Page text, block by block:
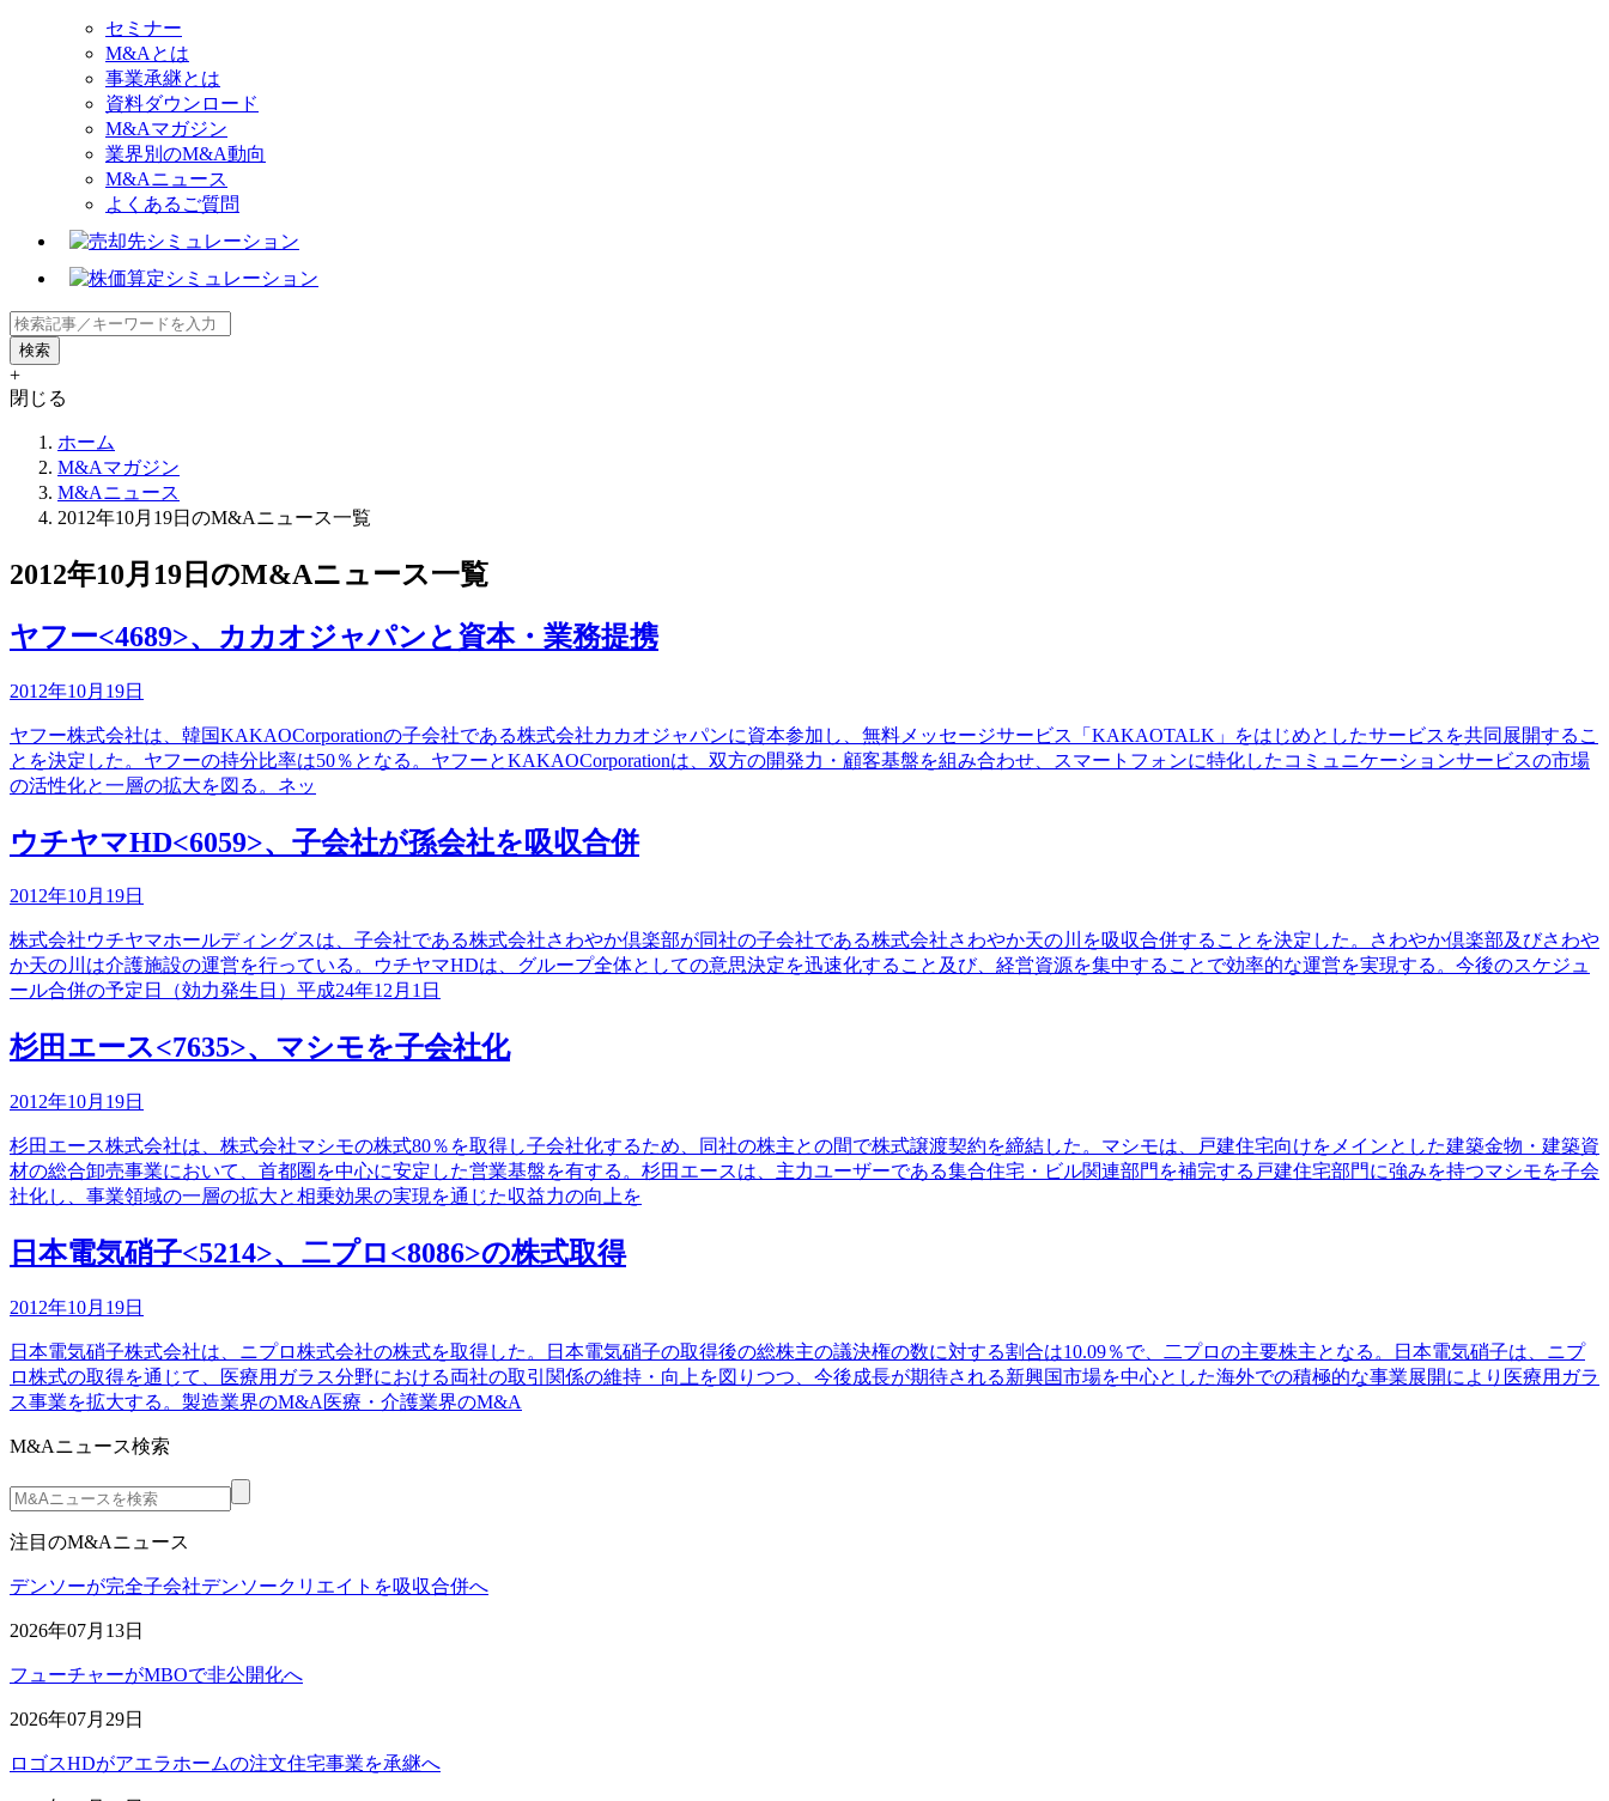
セミナー
M&Aとは
事業承継とは
資料ダウンロード
M&Aマガジン
業界別のM&A動向
M&Aニュース
よくあるご質問
+
閉じる
ホーム
M&Aマガジン
M&Aニュース
2012年10月19日のM&Aニュース一覧
2012年10月19日のM&Aニュース一覧
ヤフー<4689>、カカオジャパンと資本・業務提携
2012年10月19日
ヤフー株式会社は、韓国KAKAOCorporationの子会社である株式会社カカオジャパンに資本参加し、無料メッセージサービス「KAKAOTALK」をはじめとしたサービスを共同展開するこ
とを決定した。ヤフーの持分比率は50％となる。ヤフーとKAKAOCorporationは、双方の開発力・顧客基盤を組み合わせ、スマートフォンに特化したコミュニケーションサービスの市場
の活性化と一層の拡大を図る。ネッ
ウチヤマHD<6059>、子会社が孫会社を吸収合併
2012年10月19日
株式会社ウチヤマホールディングスは、子会社である株式会社さわやか倶楽部が同社の子会社である株式会社さわやか天の川を吸収合併することを決定した。さわやか倶楽部及びさわや
か天の川は介護施設の運営を行っている。ウチヤマHDは、グループ全体としての意思決定を迅速化すること及び、経営資源を集中することで効率的な運営を実現する。今後のスケジュ
ール合併の予定日（効力発生日）平成24年12月1日
杉田エース<7635>、マシモを子会社化
2012年10月19日
杉田エース株式会社は、株式会社マシモの株式80％を取得し子会社化するため、同社の株主との間で株式譲渡契約を締結した。マシモは、戸建住宅向けをメインとした建築金物・建築資
材の総合卸売事業において、首都圏を中心に安定した営業基盤を有する。杉田エースは、主力ユーザーである集合住宅・ビル関連部門を補完する戸建住宅部門に強みを持つマシモを子会
社化し、事業領域の一層の拡大と相乗効果の実現を通じた収益力の向上を
日本電気硝子<5214>、二プロ<8086>の株式取得
2012年10月19日
日本電気硝子株式会社は、ニプロ株式会社の株式を取得した。日本電気硝子の取得後の総株主の議決権の数に対する割合は10.09％で、二プロの主要株主となる。日本電気硝子は、ニプ
ロ株式の取得を通じて、医療用ガラス分野における両社の取引関係の維持・向上を図りつつ、今後成長が期待される新興国市場を中心とした海外での積極的な事業展開により医療用ガラ
ス事業を拡大する。製造業界のM&A医療・介護業界のM&A
M&Aニュース検索
注目のM&Aニュース
デンソーが完全子会社デンソークリエイトを吸収合併へ
2026年07月13日
フューチャーがMBOで非公開化へ
2026年07月29日
ロゴスHDがアエラホームの注文住宅事業を承継へ